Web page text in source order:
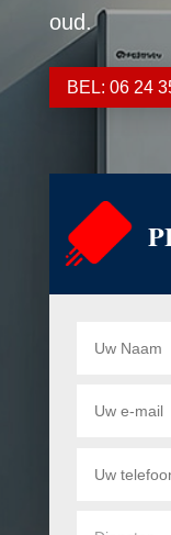
oud.
BEL: 06 24